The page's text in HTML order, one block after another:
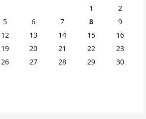
1
2
5 6 7 8
9
12 13 14 15
16
19 20 21 22
23
26 27 28 29
30